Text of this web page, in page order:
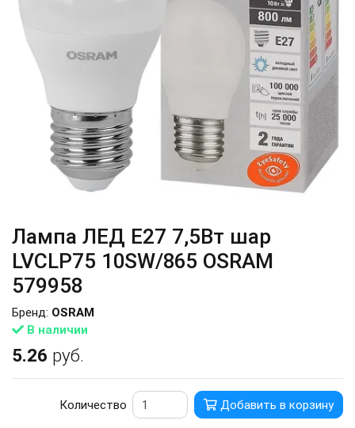
Лампа ЛЕД E27 7,5Вт шар
LVCLP75 10SW/865 OSRAM
579958
В наличии
Бренд: OSRAM
5.26 руб.
Количество Добавить в корзину